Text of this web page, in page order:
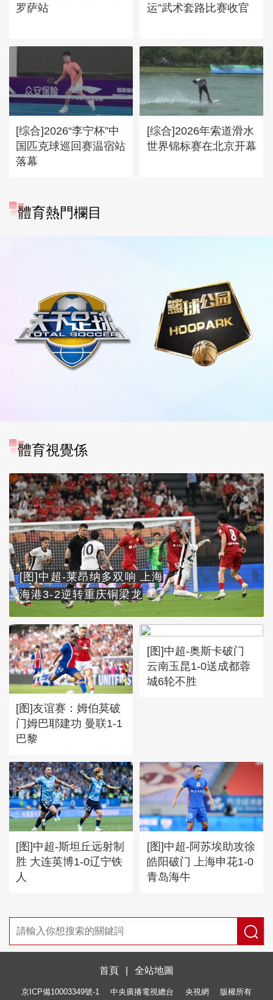
罗萨站
运”武术套路比赛收官
[综合]2026“李宁杯”中
国匹克球巡回赛温宿站
落幕
[综合]2026年索道滑水
世界锦标赛在北京开幕
體育熱門欄目
體育視覺係
[图]中超-莱昂纳多双响 上海
海港3-2逆转重庆铜梁龙
[图]友谊赛：姆伯莫破
门姆巴耶建功 曼联1-1
巴黎
[图]中超-奥斯卡破门
云南玉昆1-0送成都蓉
城6轮不胜
[图]中超-斯坦丘远射制
胜 大连英博1-0辽宁铁
人
[图]中超-阿苏埃助攻徐
皓阳破门 上海申花1-0
青岛海牛
首頁 全站地圖
京ICP備10003349號-1 中央廣播電視總台 央視網 版權所有